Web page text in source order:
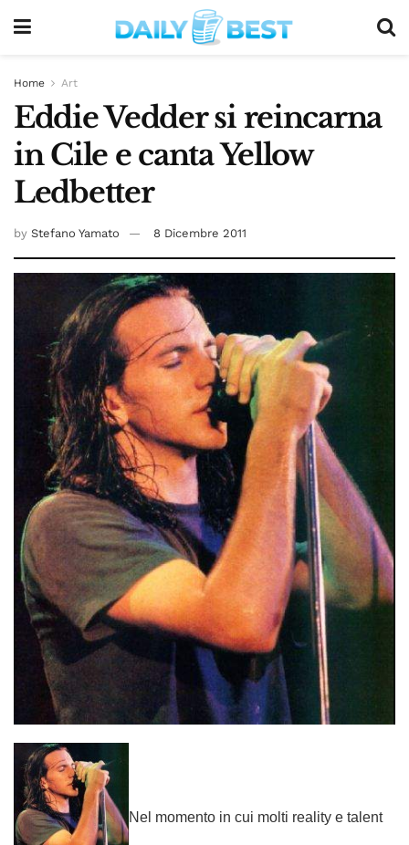
Home Art
Eddie Vedder si reincarna
in Cile e canta Yellow
Ledbetter
by Stefano Yamato 8 Dicembre 2011
Nel momento in cui molti reality e talent